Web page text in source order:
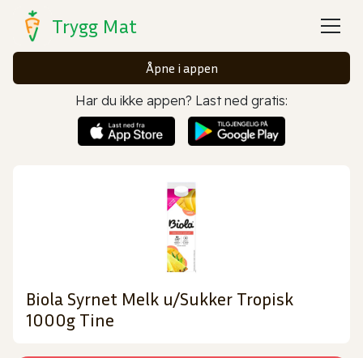
Trygg Mat
Åpne i appen
Har du ikke appen? Last ned gratis:
Biola Syrnet Melk u/Sukker Tropisk
1000g Tine